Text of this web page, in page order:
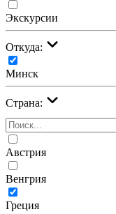
Экскурсии
Откуда:
Минск
Страна:
Австрия
Венгрия
Греция